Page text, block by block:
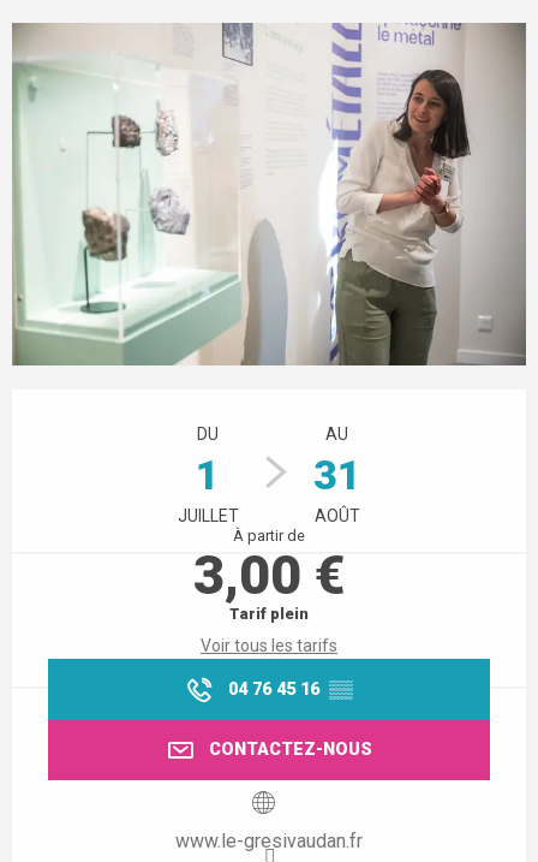
DU
1
JUILLET
AU
31
AOÛT
À partir de
3,00 €
Tarif plein
Voir tous les tarifs
04 76 45 16 ▒▒
CONTACTEZ-NOUS
www.le-gresivaudan.fr